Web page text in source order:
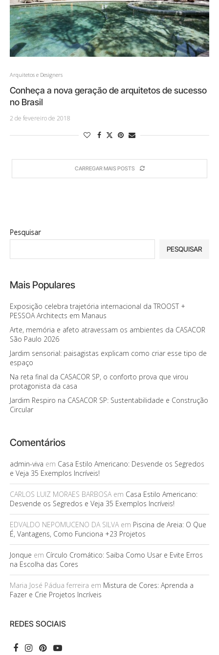
Arquitetos e Designers
Conheça a nova geração de arquitetos de sucesso
no Brasil
2 de fevereiro de 2018
CARREGAR MAIS POSTS
Pesquisar
PESQUISAR
Mais Populares
Exposição celebra trajetória internacional da TROOST +
PESSOA Architects em Manaus
Arte, memória e afeto atravessam os ambientes da CASACOR
São Paulo 2026
Jardim sensorial: paisagistas explicam como criar esse tipo de
espaço
Na reta final da CASACOR SP, o conforto prova que virou
protagonista da casa
Jardim Respiro na CASACOR SP: Sustentabilidade e Construção
Circular
Comentários
admin-viva em Casa Estilo Americano: Desvende os Segredos
e Veja 35 Exemplos Incríveis!
CARLOS LUIZ MORAES BARBOSAem Casa Estilo Americano:
Desvende os Segredos e Veja 35 Exemplos Incríveis!
EDVALDO NEPOMUCENO DA SILVAem Piscina de Areia: O Que
É, Vantagens, Como Funciona +23 Projetos
Jonque em Círculo Cromático: Saiba Como Usar e Evite Erros
na Escolha das Cores
Maria José Pádua ferreira em Mistura de Cores: Aprenda a
Fazer e Crie Projetos Incríveis
REDES SOCIAIS